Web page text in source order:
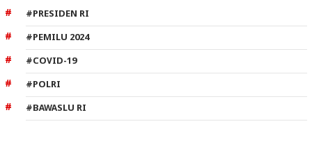
#PRESIDEN RI
#PEMILU 2024
#COVID-19
#POLRI
#BAWASLU RI